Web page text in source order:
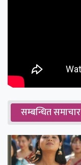
सम्बन्धित समाचार